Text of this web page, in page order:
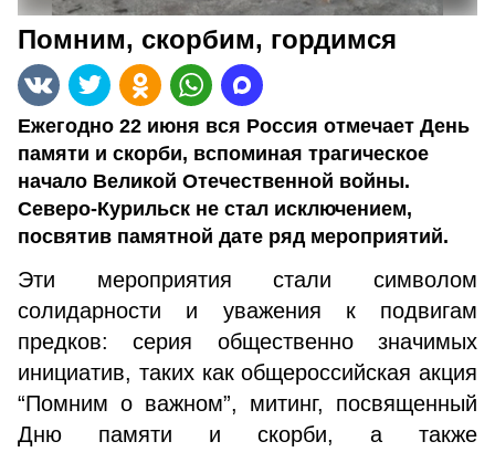
Помним, скорбим, гордимся
Ежегодно 22 июня вся Россия отмечает День
памяти и скорби, вспоминая трагическое
начало Великой Отечественной войны.
Северо-Курильск не стал исключением,
посвятив памятной дате ряд мероприятий.
Эти мероприятия стали символом
солидарности и уважения к подвигам
предков: серия общественно значимых
инициатив, таких как общероссийская акция
“Помним о важном”, митинг, посвященный
Дню памяти и скорби, а также